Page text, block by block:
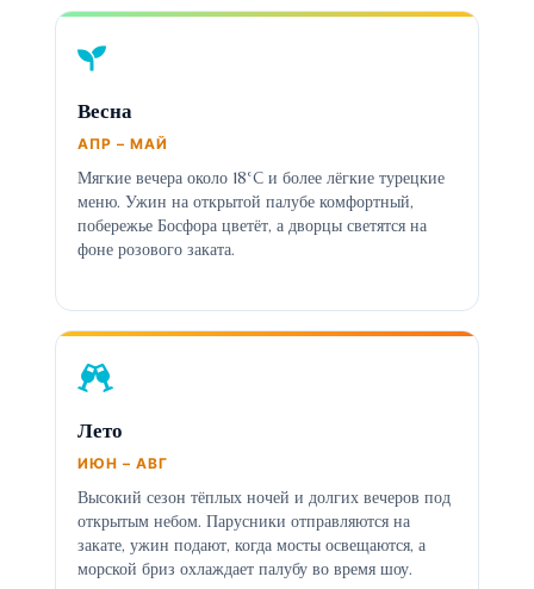
Весна
АПР – МАЙ
Мягкие вечера около 18°C и более лёгкие турецкие
меню. Ужин на открытой палубе комфортный,
побережье Босфора цветёт, а дворцы светятся на
фоне розового заката.
Лето
ИЮН – АВГ
Высокий сезон тёплых ночей и долгих вечеров под
открытым небом. Парусники отправляются на
закате, ужин подают, когда мосты освещаются, а
морской бриз охлаждает палубу во время шоу.